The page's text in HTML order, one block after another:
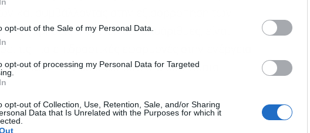
opt-out of the Sale of my Personal Data.
opt-out of processing my Personal Data for Targeted
opt-out of Collection, Use, Retention, Sale, and/or Sharing
Data that Is Unrelated with the Purposes for which it
και συμβάλλοντας στην εξισορρόπηση των
χρήσεις της ΑΙ είναι πολυάριθμες, είναι
τις πιο επιδραστικές εφαρμογές στην ενέργεια
των data centers στα συστήματα